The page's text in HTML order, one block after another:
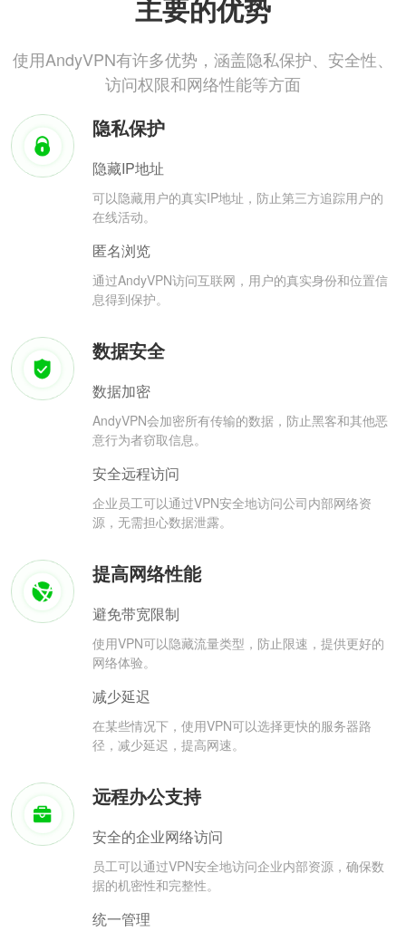
主要的优势
使用AndyVPN有许多优势，涵盖隐私保护、安全性、
访问权限和网络性能等方面
隐私保护
隐藏IP地址
可以隐藏用户的真实IP地址，防止第三方追踪用户的
在线活动。
匿名浏览
通过AndyVPN访问互联网，用户的真实身份和位置信
息得到保护。
数据安全
数据加密
AndyVPN会加密所有传输的数据，防止黑客和其他恶
意行为者窃取信息。
安全远程访问
企业员工可以通过VPN安全地访问公司内部网络资
源，无需担心数据泄露。
提高网络性能
避免带宽限制
使用VPN可以隐藏流量类型，防止限速，提供更好的
网络体验。
减少延迟
在某些情况下，使用VPN可以选择更快的服务器路
径，减少延迟，提高网速。
远程办公支持
安全的企业网络访问
员工可以通过VPN安全地访问企业内部资源，确保数
据的机密性和完整性。
统一管理